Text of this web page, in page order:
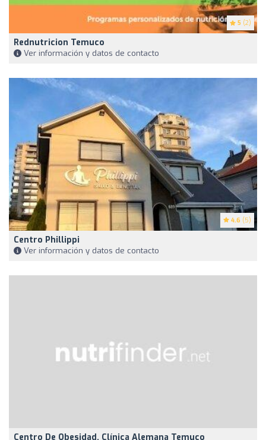
5 (2)
Rednutricion Temuco
Ver información y datos de contacto
4.6 (5)
Centro Phillippi
Ver información y datos de contacto
Centro De Obesidad, Clínica Alemana Temuco